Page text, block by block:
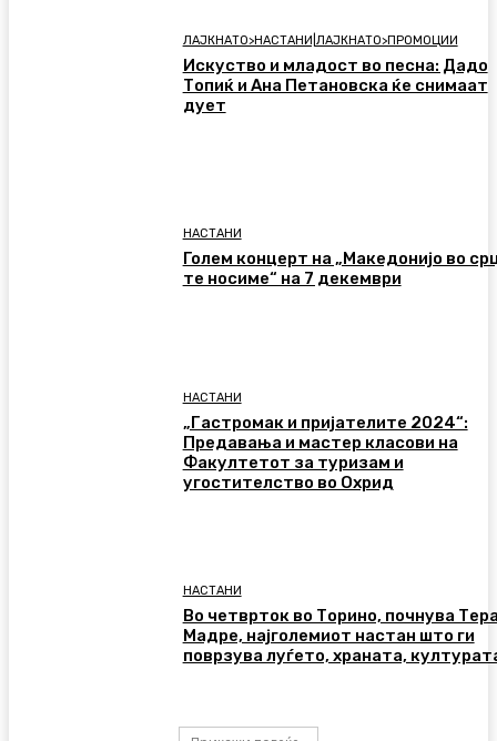
ЛАЈКНАТО>НАСТАНИ|ЛАЈКНАТО>ПРОМОЦИИ
Искуство и младост во песна: Дадо
Топиќ и Ана Петановска ќе снимаат
дует
НАСТАНИ
Голем концерт на „Македонијо во
те носиме“ на 7 декември
НАСТАНИ
„Гастромак и пријателите 2024“:
Предавања и мастер класови на
Факултетот за туризам и
угостителство во Охрид
НАСТАНИ
Во четврток во Торино, почнува
Мадре, најголемиот настан што ги
поврзува луѓето, храната,